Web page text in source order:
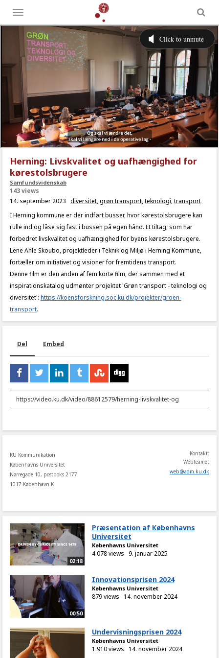
Toggle
menu
Herning: Livskvalitet og uafhængighed for
kørestolsbrugere
Samfundsvidenskab
143 views
14. september 2023 diversitet,grøn transport,teknologi,transport
I Herning kommune er der indført busser, hvor kørestolsbrugere kan
rulle ind og låse sig fast i bussen på egen hånd. Et tiltag, som har
forbedret livskvalitet og uafhængighed for byens kørestolsbrugere.
Lene Ahle Skoubo, projektleder i Teknik og Miljø i Herning Kommune,
fortæller om initiativet og visioner for fremtidens transport.
Denne film er den anden af fem korte film, der sammen med et
inspirationskatalog udmønter projektet 'Grøn transport - teknologi og
diversitet': https://koensforskning.soc.ku.dk/projekter/groen-
transport.
Del Embed
URL
to
KU Kommunikation
Københavns Universitet
Nørregade 10, postboks 2177
1017 København K
Kontakt:
Webteamet
web@adm.ku.dk
02:18
Præsentation af Københavns
Universitet
Københavns Universitet
4.078 views 9. januar 2025
00:50
Innovationsprisen 2024
Københavns Universitet
879 views 14. november 2024
Undervisningsprisen 2024
Københavns Universitet
1.910 views 14. november 2024